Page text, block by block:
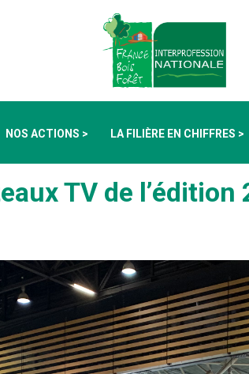
NOS ACTIONS > LA FILIÈRE EN CHIFFRES >
TV de l’édition